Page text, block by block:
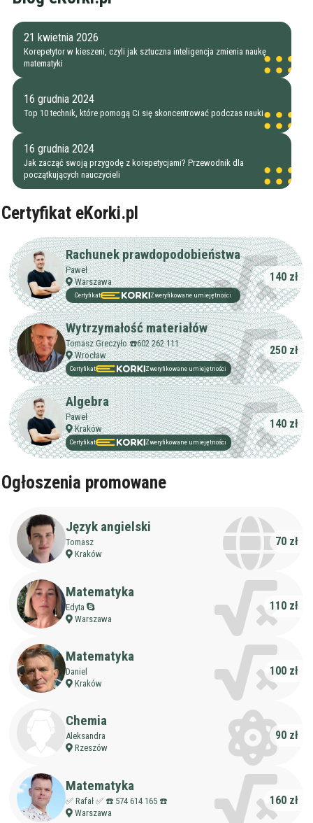
Maksymalna cena zł/60min.
Nauczanie przedszkolne
Szkoła podstawowa
Gimnazjum
Przygotowania do matury
Studia
Dorośli
Miejsce korepetycji
u ucznia
u korepetytora
online
Wykształcenie
korepetytora
Doświadczenie
korepetytora
Minimum
Staż korepetytora Minimum lat
Wiek korepetytora od do lat
Płeć korepetytora
bez znaczenia
kobieta
mężczyzna
21 kwietnia 2026
Korepetytor w kieszeni, czyli jak sztuczna inteligencja zmienia naukę
matematyki
16 grudnia 2024
Top 10 technik, które pomogą Ci się skoncentrować podczas nauki
16 grudnia 2024
Jak zacząć swoją przygodę z korepetycjami? Przewodnik dla
początkujących nauczycieli
Certyfikat eKorki.pl
Rachunek prawdopodobieństwa
Paweł
Warszawa
Certyfikat Zweryfikowane umiejętności
140 zł
Wytrzymałość materiałów
Tomasz Greczyło ☎️602 262 111
Wrocław
Certyfikat Zweryfikowane umiejętności
250 zł
Algebra
Paweł
Kraków
Certyfikat Zweryfikowane umiejętności
140 zł
Ogłoszenia promowane
Język angielski
Tomasz
Kraków
70 zł
Matematyka
Edyta
Warszawa
110 zł
Matematyka
Daniel
Kraków
100 zł
Chemia
Aleksandra
Rzeszów
90 zł
Matematyka
✅ Rafał ✅ ☎️ 574 614 165 ☎️
Warszawa
160 zł